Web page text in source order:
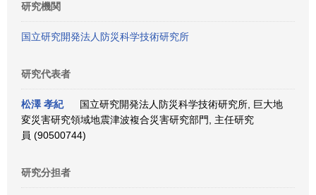
研究機関
国立研究開発法人防災科学技術研究所
研究代表者
松澤 孝紀
国立研究開発法人防災科学技術研究所, 巨大地
変災害研究領域地震津波複合災害研究部門, 主任研究
員 (90500744)
研究分担者